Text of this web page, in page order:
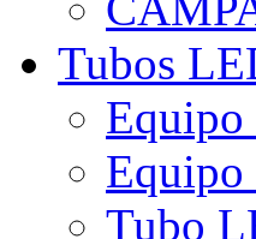
Tubos
Equipo
Tubo